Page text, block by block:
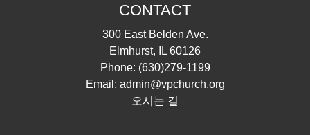
CONTACT
300 East Belden Ave.
Elmhurst, IL 60126
Phone: (630)279-1199
Email: admin@vpchurch.org
오시는 길